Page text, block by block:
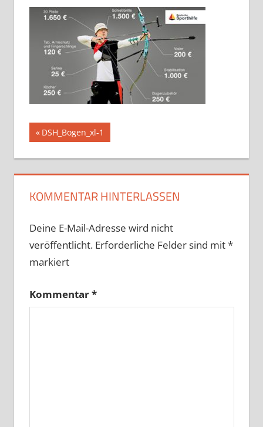
Beitragsnavigation
Vorheriger
Beitrag:
DSH_Bogen_xl-1
KOMMENTAR HINTERLASSEN
Deine E-Mail-Adresse wird nicht
veröffentlicht. Erforderliche Felder sind mit*
markiert
Kommentar*